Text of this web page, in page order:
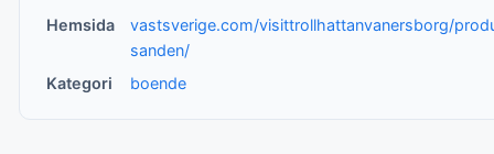
Hemsida
vastsverige.com/visittrollhattanvanersborg/
sanden/
Kategori
boende